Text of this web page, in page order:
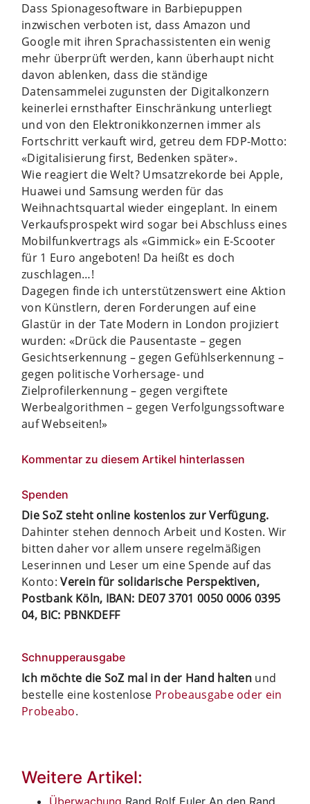
Dass Spionagesoftware in Barbiepuppen
inzwischen verboten ist, dass Amazon und
Google mit ihren Sprachassistenten ein wenig
mehr überprüft werden, kann überhaupt nicht
davon ablenken, dass die ständige
Datensammelei zugunsten der Digitalkonzern
keinerlei ernsthafter Einschränkung unterliegt
und von den Elektronikkonzernen immer als
Fortschritt verkauft wird, getreu dem FDP-Motto:
«Digitalisierung first, Bedenken später».
Wie reagiert die Welt? Umsatzrekorde bei Apple,
Huawei und Samsung werden für das
Weihnachtsquartal wieder eingeplant. In einem
Verkaufsprospekt wird sogar bei Abschluss eines
Mobilfunkvertrags als «Gimmick» ein E-Scooter
für 1 Euro angeboten! Da heißt es doch
zuschlagen…!
Dagegen finde ich unterstützenswert eine Aktion
von Künstlern, deren Forderungen auf eine
Glastür in der Tate Modern in London projiziert
wurden: «Drück die Pausentaste – gegen
Gesichtserkennung – gegen Gefühlserkennung –
gegen politische Vorhersage- und
Zielprofilerkennung – gegen vergiftete
Werbealgorithmen – gegen Verfolgungssoftware
auf Webseiten!»
Kommentar zu diesem Artikel hinterlassen
Spenden
Die SoZ steht online kostenlos zur Verfügung.
Dahinter stehen dennoch Arbeit und Kosten. Wir
bitten daher vor allem unsere regelmäßigen
Leserinnen und Leser um eine Spende auf das
Konto:Verein für solidarische Perspektiven,
Postbank Köln, IBAN: DE07 3701 0050 0006 0395
04, BIC: PBNKDEFF
Schnupperausgabe
Ich möchte die SoZ mal in der Hand halten und
bestelle eine kostenlose Probeausgabe oder ein
Probeabo.
Weitere Artikel:
Überwachung Rand Rolf Euler An den Rand